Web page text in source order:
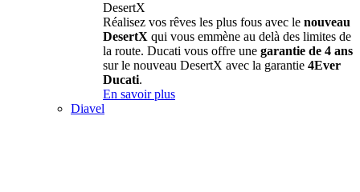
DesertX
Réalisez vos rêves les plus fous avec le nouveau
DesertX qui vous emmène au delà des limites de
la route. Ducati vous offre une garantie de 4 ans
sur le nouveau DesertX avec la garantie 4Ever
Ducati.
En savoir plus
Diavel